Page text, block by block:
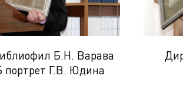
Б.Н. Варава
портрет Г.В. Юдина